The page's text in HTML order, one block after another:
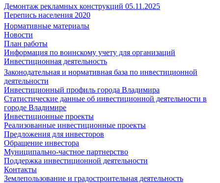
Демонтаж рекламных конструкций 05.11.2025
Перепись населения 2020
Нормативные материалы
Новости
План работы
Информация по воинскому учету для организаций
Инвестиционная деятельность
Законодательная и нормативная база по инвестиционной
деятельности
Инвестиционный профиль города Владимира
Статистические данные об инвестиционной деятельности в
городе Владимире
Инвестиционные проекты
Реализованные инвестиционные проекты
Предложения для инвесторов
Обращение инвестора
Муниципально-частное партнерство
Поддержка инвестиционной деятельности
Контакты
Землепользование и градостроительная деятельность